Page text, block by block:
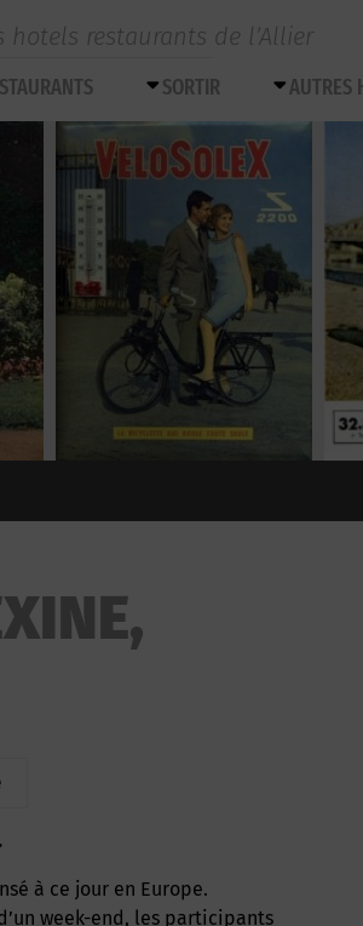
hotels restaurants de l’Allier
SORTIR AUTRES
à ce jour en Europe.
week-end, les participants